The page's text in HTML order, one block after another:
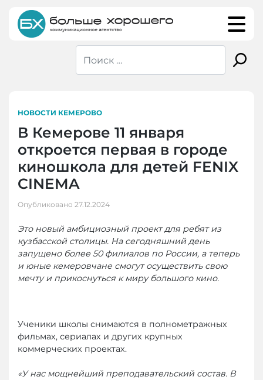
content
НОВОСТИ КЕМЕРОВО
В Кемерове 11 января
откроется первая в городе
киношкола для детей FENIX
CINEMA
Опубликовано 27.12.2024
Это новый амбициозный проект для ребят из
кузбасской столицы. На сегодняшний день
запущено более 50 филиалов по России, а теперь
и юные кемеровчане смогут осуществить свою
мечту и прикоснуться к миру большого кино.
Ученики школы снимаются в полнометражных
фильмах, сериалах и других крупных
коммерческих проектах.
«У нас мощнейший преподавательский состав. В